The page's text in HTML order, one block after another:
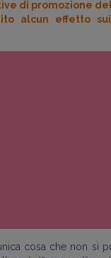
di promozione
alcun effetto
cosa che non si